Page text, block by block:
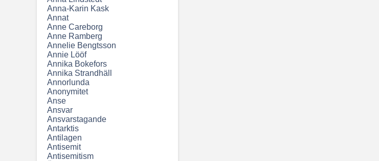
Anna-Karin Kask
Annat
Anne Careborg
Anne Ramberg
Annelie Bengtsson
Annie Lööf
Annika Bokefors
Annika Strandhäll
Annorlunda
Anonymitet
Anse
Ansvar
Ansvarstagande
Antarktis
Antilagen
Antisemit
Antisemitism